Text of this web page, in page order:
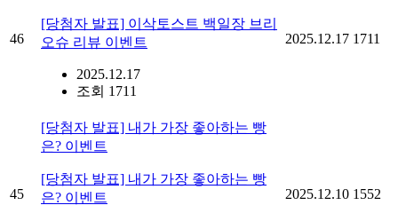
46
[당첨자 발표] 이삭토스트 백일장 브리
오슈 리뷰 이벤트
2025.12.17
조회 1711
2025.12.17 1711
45
[당첨자 발표] 내가 가장 좋아하는 빵
은? 이벤트
[당첨자 발표] 내가 가장 좋아하는 빵
은? 이벤트
2025.12.10 1552